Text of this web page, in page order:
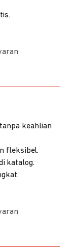
keahlian
fleksibel.
katalog.